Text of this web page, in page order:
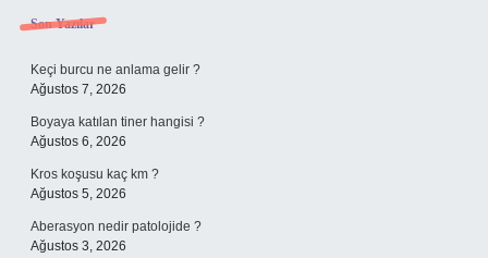
Sidebar
Son Yazılar
Keçi burcu ne anlama gelir ?
Ağustos 7, 2026
Boyaya katılan tiner hangisi ?
Ağustos 6, 2026
Kros koşusu kaç km ?
Ağustos 5, 2026
Aberasyon nedir patolojide ?
Ağustos 3, 2026